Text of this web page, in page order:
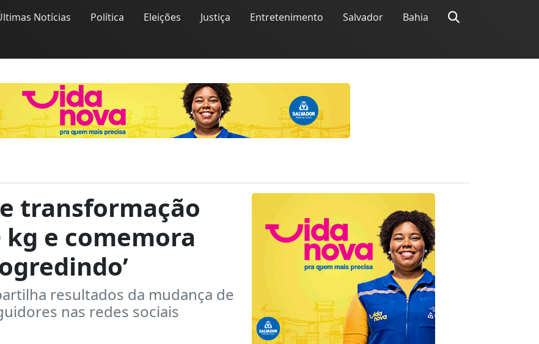
Notícias Política Eleições Justiça Entretenimento Salvador Bahia
transformação
e comemora
resultados da mudança de
nas redes sociais